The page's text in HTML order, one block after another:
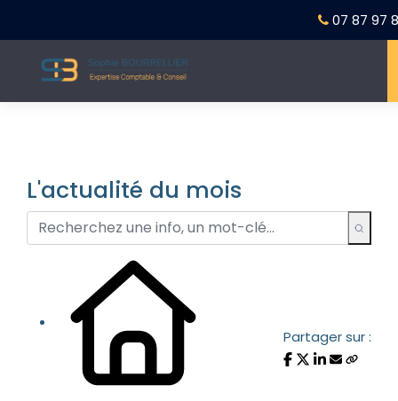
07 87 97
L'actualité du mois
Partager sur :